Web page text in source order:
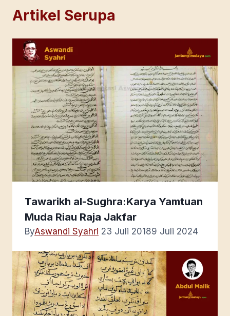
Artikel Serupa
Tawarikh al-Sughra:Karya Yamtuan
Muda Riau Raja Jakfar
ByAswandi Syahri 23 Juli 20189 Juli 2024